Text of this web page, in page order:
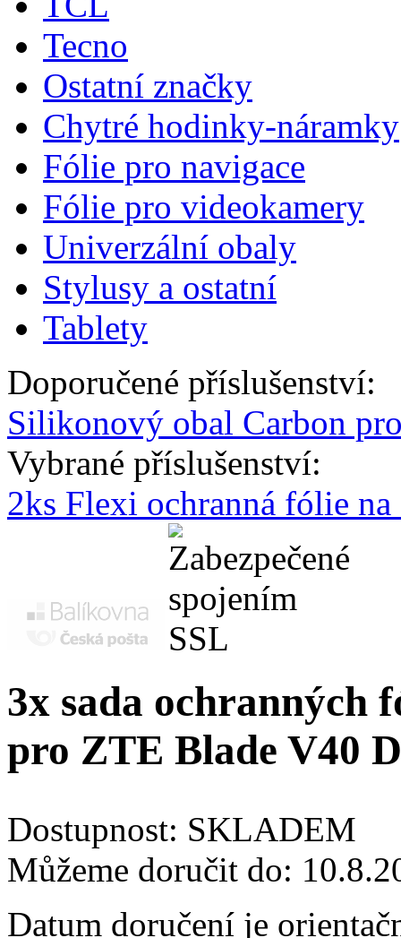
Tecno
Ostatní značky
Chytré hodinky-náramky
Fólie pro navigace
Fólie pro videokamery
Univerzální obaly
Stylusy a ostatní
Tablety
Doporučené příslušenství:
Silikonový obal Carbon
Vybrané příslušenství:
2ks Flexi ochranná fólie
3x sada ochranných
pro ZTE Blade V40
Dostupnost: SKLADEM
Můžeme doručit do:
Datum doručení je